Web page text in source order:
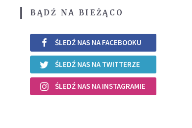
BĄDŹ NA BIEŻĄCO
ŚLEDŹ NAS NA FACEBOOKU
ŚLEDŹ NAS NA TWITTERZE
ŚLEDŹ NAS NA INSTAGRAMIE